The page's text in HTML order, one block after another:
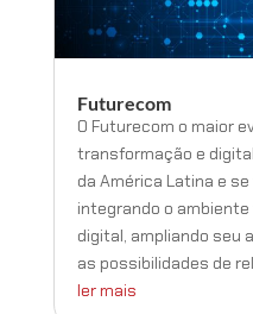
Futurecom
O Futurecom o maior
transformação e
da América Latina e
integrando o
digital, ampliando seu
as possibilidades de
ler mais